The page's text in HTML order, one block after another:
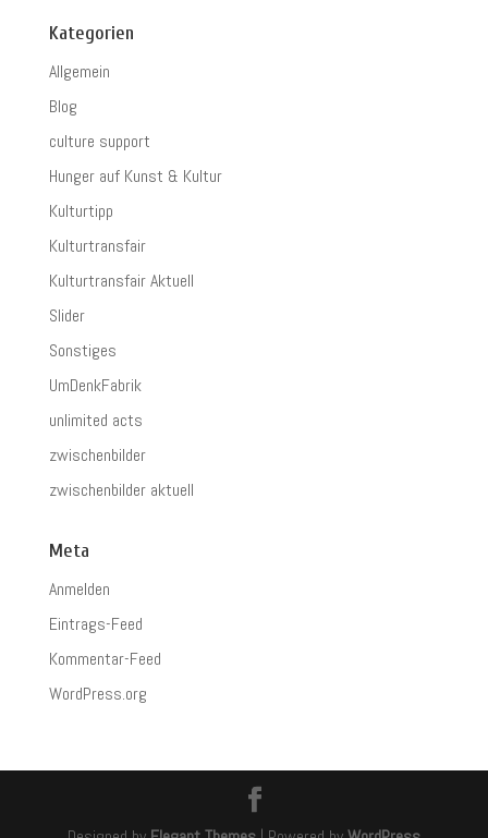
Kategorien
Allgemein
Blog
culture support
Hunger auf Kunst & Kultur
Kulturtipp
Kulturtransfair
Kulturtransfair Aktuell
Slider
Sonstiges
UmDenkFabrik
unlimited acts
zwischenbilder
zwischenbilder aktuell
Meta
Anmelden
Eintrags-Feed
Kommentar-Feed
WordPress.org